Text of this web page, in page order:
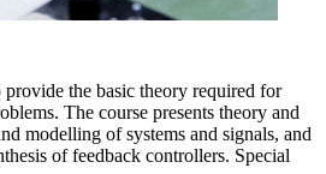
the basic theory required for
The course presents theory and
modelling of systems and signals, and
of feedback controllers. Special